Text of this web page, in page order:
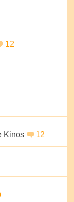
12
Kinos
12